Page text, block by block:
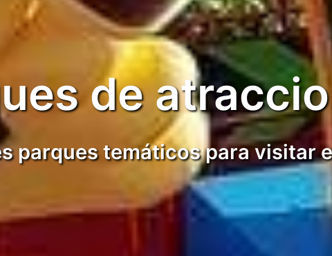
de
parques temáticos para visitar